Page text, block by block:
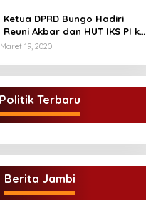
kabupaten tebo
Ketua DPRD Bungo Hadiri
Reuni Akbar dan HUT IKS PI ke
40
Maret 19, 2020
Politik Terbaru
Berita Jambi